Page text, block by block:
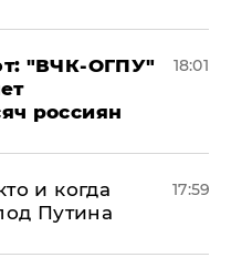
"ВЧК-ОГПУ"
россиян
18:01
и когда
Путина
17:59